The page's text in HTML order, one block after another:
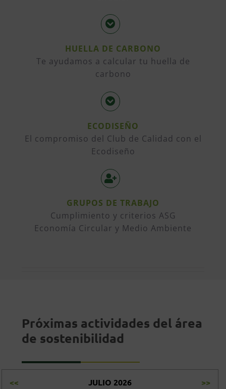
HUELLA DE CARBONO
Te ayudamos a calcular tu huella de
carbono
ECODISEÑO
El compromiso del Club de Calidad con el
Ecodiseño
GRUPOS DE TRABAJO
Cumplimiento y criterios ASG
Economía Circular y Medio Ambiente
Próximas actividades del área
de sostenibilidad
<< JULIO 2026 >>